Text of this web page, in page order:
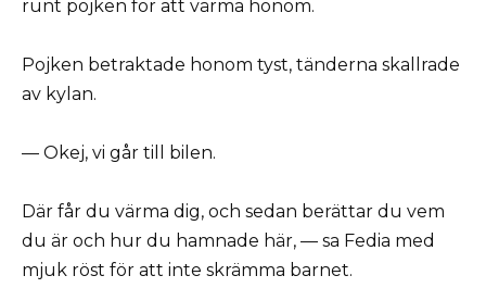
runt pojken för att värma honom.
Pojken betraktade honom tyst, tänderna skallrade
av kylan.
— Okej, vi går till bilen.
Där får du värma dig, och sedan berättar du vem
du är och hur du hamnade här, — sa Fedia med
mjuk röst för att inte skrämma barnet.